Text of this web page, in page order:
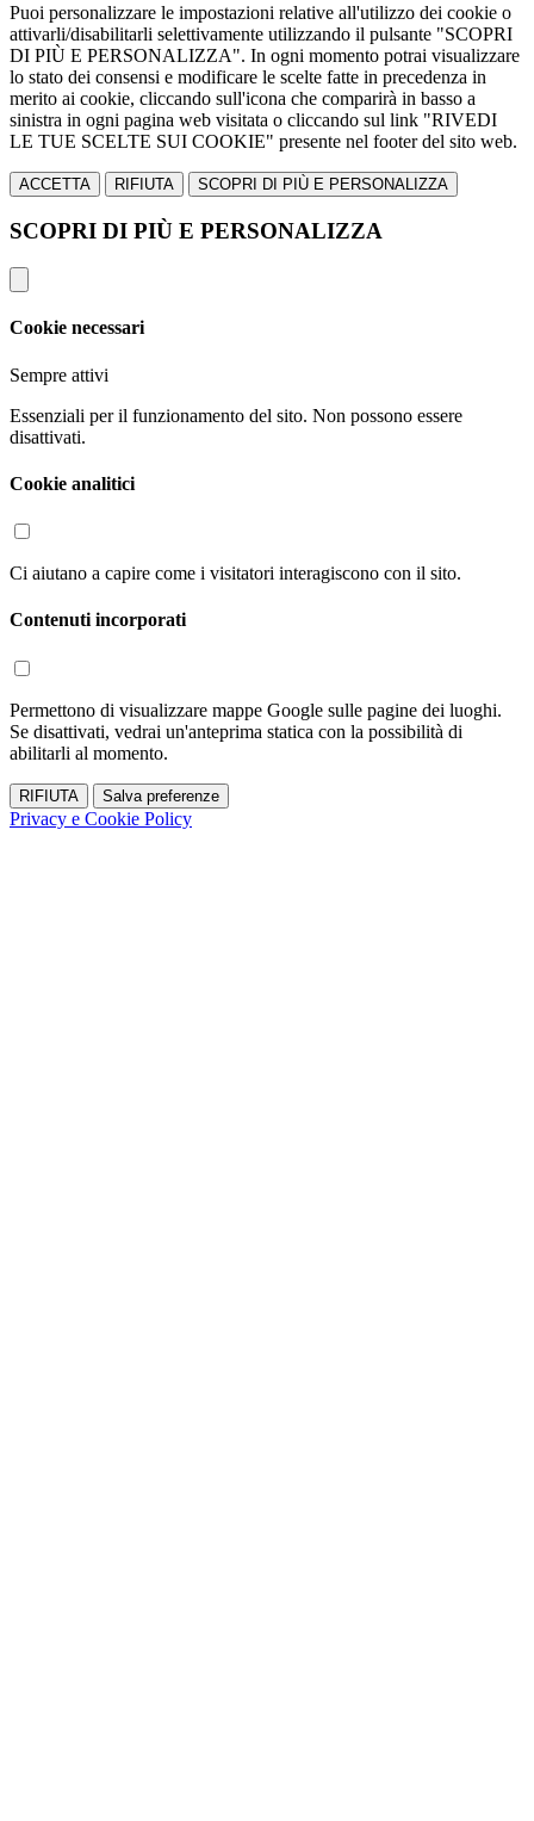
Puoi personalizzare le impostazioni relative all'utilizzo dei cookie o
attivarli/disabilitarli selettivamente utilizzando il pulsante "SCOPRI
DI PIÙ E PERSONALIZZA". In ogni momento potrai visualizzare
lo stato dei consensi e modificare le scelte fatte in precedenza in
merito ai cookie, cliccando sull'icona che comparirà in basso a
sinistra in ogni pagina web visitata o cliccando sul link "RIVEDI
LE TUE SCELTE SUI COOKIE" presente nel footer del sito web.
ACCETTA RIFIUTA SCOPRI DI PIÙ E PERSONALIZZA
SCOPRI DI PIÙ E PERSONALIZZA
Cookie necessari
Sempre attivi
Essenziali per il funzionamento del sito. Non possono essere
disattivati.
Cookie analitici
Ci aiutano a capire come i visitatori interagiscono con il sito.
Contenuti incorporati
Permettono di visualizzare mappe Google sulle pagine dei luoghi.
Se disattivati, vedrai un'anteprima statica con la possibilità di
abilitarli al momento.
RIFIUTA Salva preferenze
Privacy e Cookie Policy